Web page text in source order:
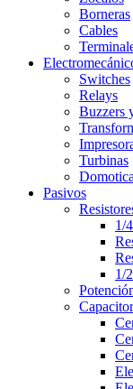
Borneras
Cables
Switches
Relays
Buzzers
Turbinas
Domotica
Pasivos
1/
1/